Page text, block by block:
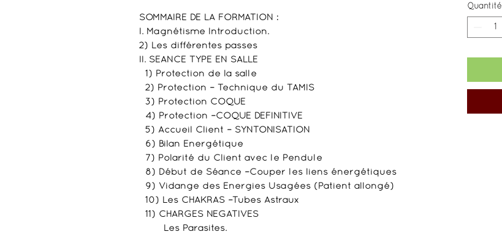
SOMMAIRE DE LA FORMATION :
I. Magnétisme Introduction.
2) Les différentes passes
II. SEANCE TYPE EN SALLE
1) Protection de la salle
2) Protection – Technique du TAMIS
3) Protection COQUE
4) Protection –COQUE DEFINITIVE
5) Accueil Client – SYNTONISATION
6) Bilan Energétique
7) Polarité du Client avec le Pendule
8) Début de Séance –Couper les liens énergétiques
9) Vidange des Energies Usagées (Patient allongé)
10) Les CHAKRAS –Tubes Astraux
11) CHARGES NEGATIVES
Les Parasites.
Quantité